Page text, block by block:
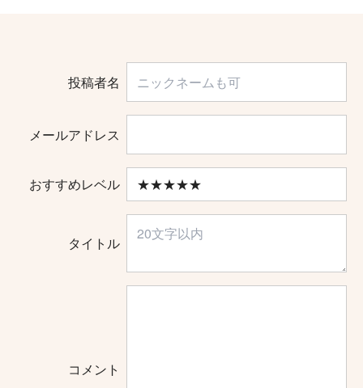
投稿者名
メールアドレス
おすすめレベル
タイトル
コメント